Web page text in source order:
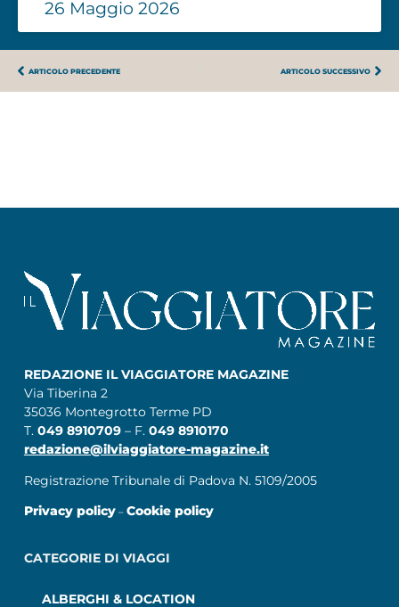
26 Maggio 2026
ARTICOLO PRECEDENTE ARTICOLO SUCCESSIVO
REDAZIONE IL VIAGGIATORE MAGAZINE
Via Tiberina 2
35036 Montegrotto Terme PD
T. 049 8910709 – F. 049 8910170
redazione@ilviaggiatore-magazine.it
Registrazione Tribunale di Padova N. 5109/2005
Privacy policy– Cookie policy
CATEGORIE DI VIAGGI
ALBERGHI & LOCATION